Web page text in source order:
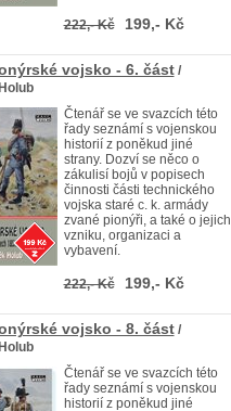
222,- Kč 199,- Kč
vojsko - 6. část/
Čtenář se ve svazcích této
řady seznámí s vojenskou
historií z poněkud jiné
strany. Dozví se něco o
zákulisí bojů v popisech
činnosti části technického
vojska staré c. k. armády
zvané pionýři, a také o jejich
vzniku, organizaci a
vybavení.
222,- Kč 199,- Kč
vojsko - 8. část/
Čtenář se ve svazcích této
řady seznámí s vojenskou
historií z poněkud jiné